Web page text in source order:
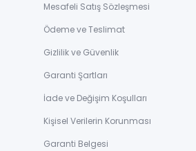
Mesafeli Satış Sözleşmesi
Ödeme ve Teslimat
Gizlilik ve Güvenlik
Garanti Şartları
İade ve Değişim Koşulları
Kişisel Verilerin Korunması
Garanti Belgesi